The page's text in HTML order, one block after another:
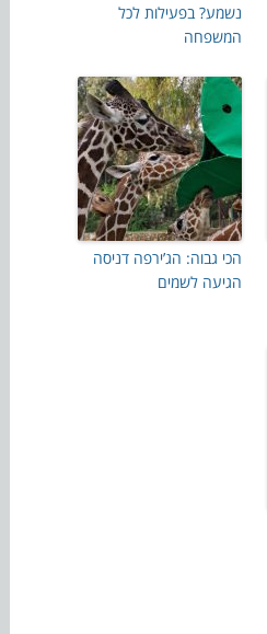
נשמע? בפעילות לכל
המשפחה
הכי גבוה: הג’ירפה דניסה
הגיעה לשמים